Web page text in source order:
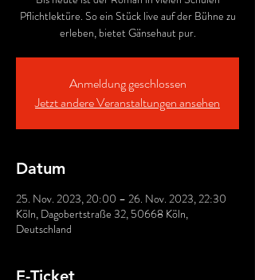
Pflichtlektüre. So ein Stück live auf der Bühne zu
erleben, bietet Gänsehaut pur.
Anmeldung geschlossen
Jetzt andere Veranstaltungen ansehen
Datum
25. Nov. 2023, 20:00 – 26. Nov. 2023, 22:30
Köln, Dagobertstraße 32, 50668 Köln,
Deutschland
E-Ticket